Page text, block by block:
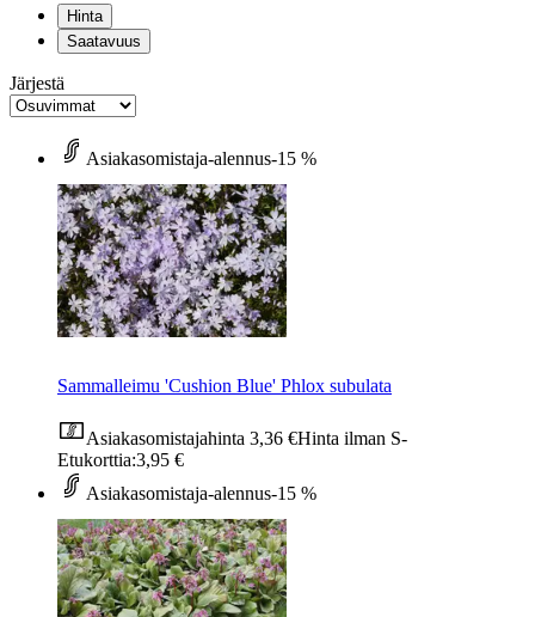
Hinta
Saatavuus
Järjestä
Asiakasomistaja-alennus-15 %
Sammalleimu 'Cushion Blue' Phlox subulata
Asiakasomistajahinta 3,36 €Hinta ilman S-
Etukorttia:3,95 €
Asiakasomistaja-alennus-15 %